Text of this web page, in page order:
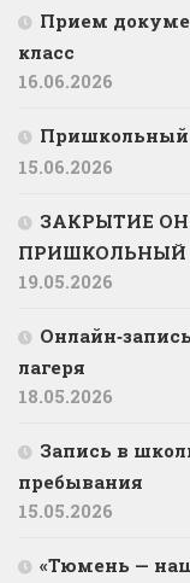
Прием
класс
16.06.2026
Пришкольный
15.06.2026
ЗАКРЫТИЕ
ПРИШКОЛЬНЫЙ
19.05.2026
лагеря
18.05.2026
Запись в
пребывания
15.05.2026
«Тюмень —